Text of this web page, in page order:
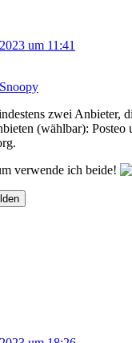
um 11:41
zwei Anbieter,
(wählbar): Posteo
verwende ich beide!